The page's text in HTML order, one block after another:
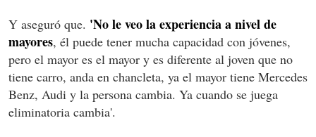
Y aseguró que. 'No le veo la experiencia a nivel de
mayores, él puede tener mucha capacidad con jóvenes,
pero el mayor es el mayor y es diferente al joven que no
tiene carro, anda en chancleta, ya el mayor tiene Mercedes
Benz, Audi y la persona cambia. Ya cuando se juega
eliminatoria cambia'.